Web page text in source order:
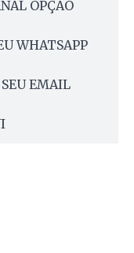
OPÇÃO
WHATSAPP
EMAIL